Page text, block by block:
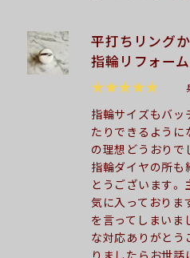
平打ちリング
指輪リフォー
★★★★★
指輪サイズもバッ
たりできるように
の理想どうおりで
指輪ダイヤの所も
とうございます。
気に入っておりま
を言ってしまいま
な対応ありがとう